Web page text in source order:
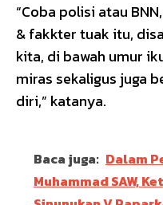
“Coba polisi atau
& fakkter tuak itu,
kita, di bawah umur
miras sekaligus juga
diri,” katanya.
Baca juga: Dalam
Muhammad SAW,